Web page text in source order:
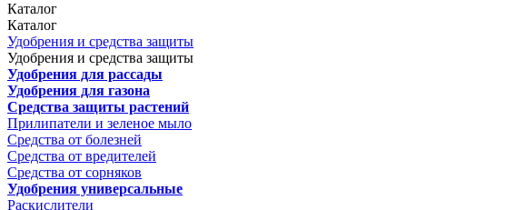
Каталог
Каталог
Удобрения и средства защиты
Удобрения и средства защиты
Удобрения для рассады
Удобрения для газона
Средства защиты растений
Прилипатели и зеленое мыло
Средства от болезней
Средства от вредителей
Средства от сорняков
Удобрения универсальные
Раскислители